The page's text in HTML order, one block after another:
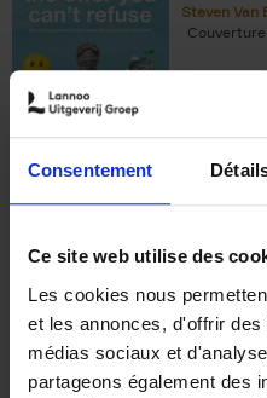
Consentement
Ce site web utilise des
Les cookies nous
et les annonces, d'offrir
médias sociaux et
partageons également des
Steven Van
€37,
Jochen Roef